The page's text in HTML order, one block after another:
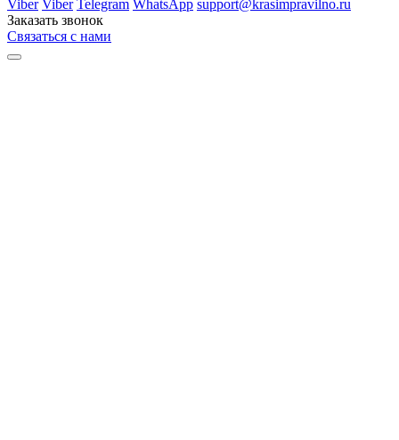
Viber Viber Telegram WhatsApp support@krasimpravilno.ru
Заказать звонок
Связаться с нами